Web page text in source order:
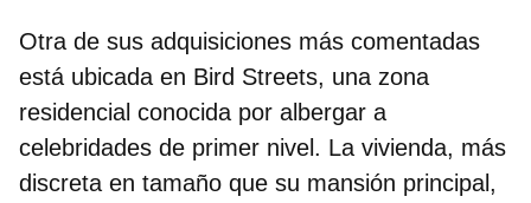
Otra de sus adquisiciones más comentadas
está ubicada en Bird Streets, una zona
residencial conocida por albergar a
celebridades de primer nivel. La vivienda, más
discreta en tamaño que su mansión principal,